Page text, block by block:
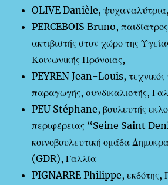
OLIVE Danièle,
PERCEBOIS Bruno,
ακτιβιστής στον χώρο της
Κοινωνικής Πρόνοιας,
PEYREN Jean-Louis, τεχνικός
παραγωγής, συνδικαλιστής,
PEU Stéphane, βουλευτής
περιφέρειας “Seine Saint
κοινοβουλευτική ομάδα
(GDR), Γαλλία
PIGNARRE Philippe, εκδότης,